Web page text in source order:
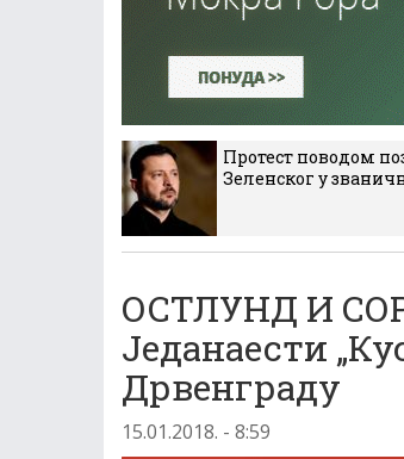
Протест поводом
Зеленског у
ОСТЛУНД И
Једанаести
Дрвенграду
15.01.2018. - 8:59